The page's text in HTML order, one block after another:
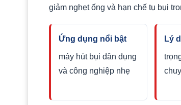
giảm nghẹt ống và hạn chế tụ bụi
Ứng dụng nổi bật
máy hút bụi dân dụng
và công nghiệp nhẹ
Lý